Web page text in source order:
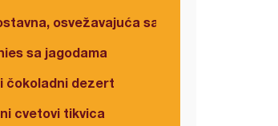
osvežavajuća salata
sa jagodama
čokoladni dezert
cvetovi tikvica